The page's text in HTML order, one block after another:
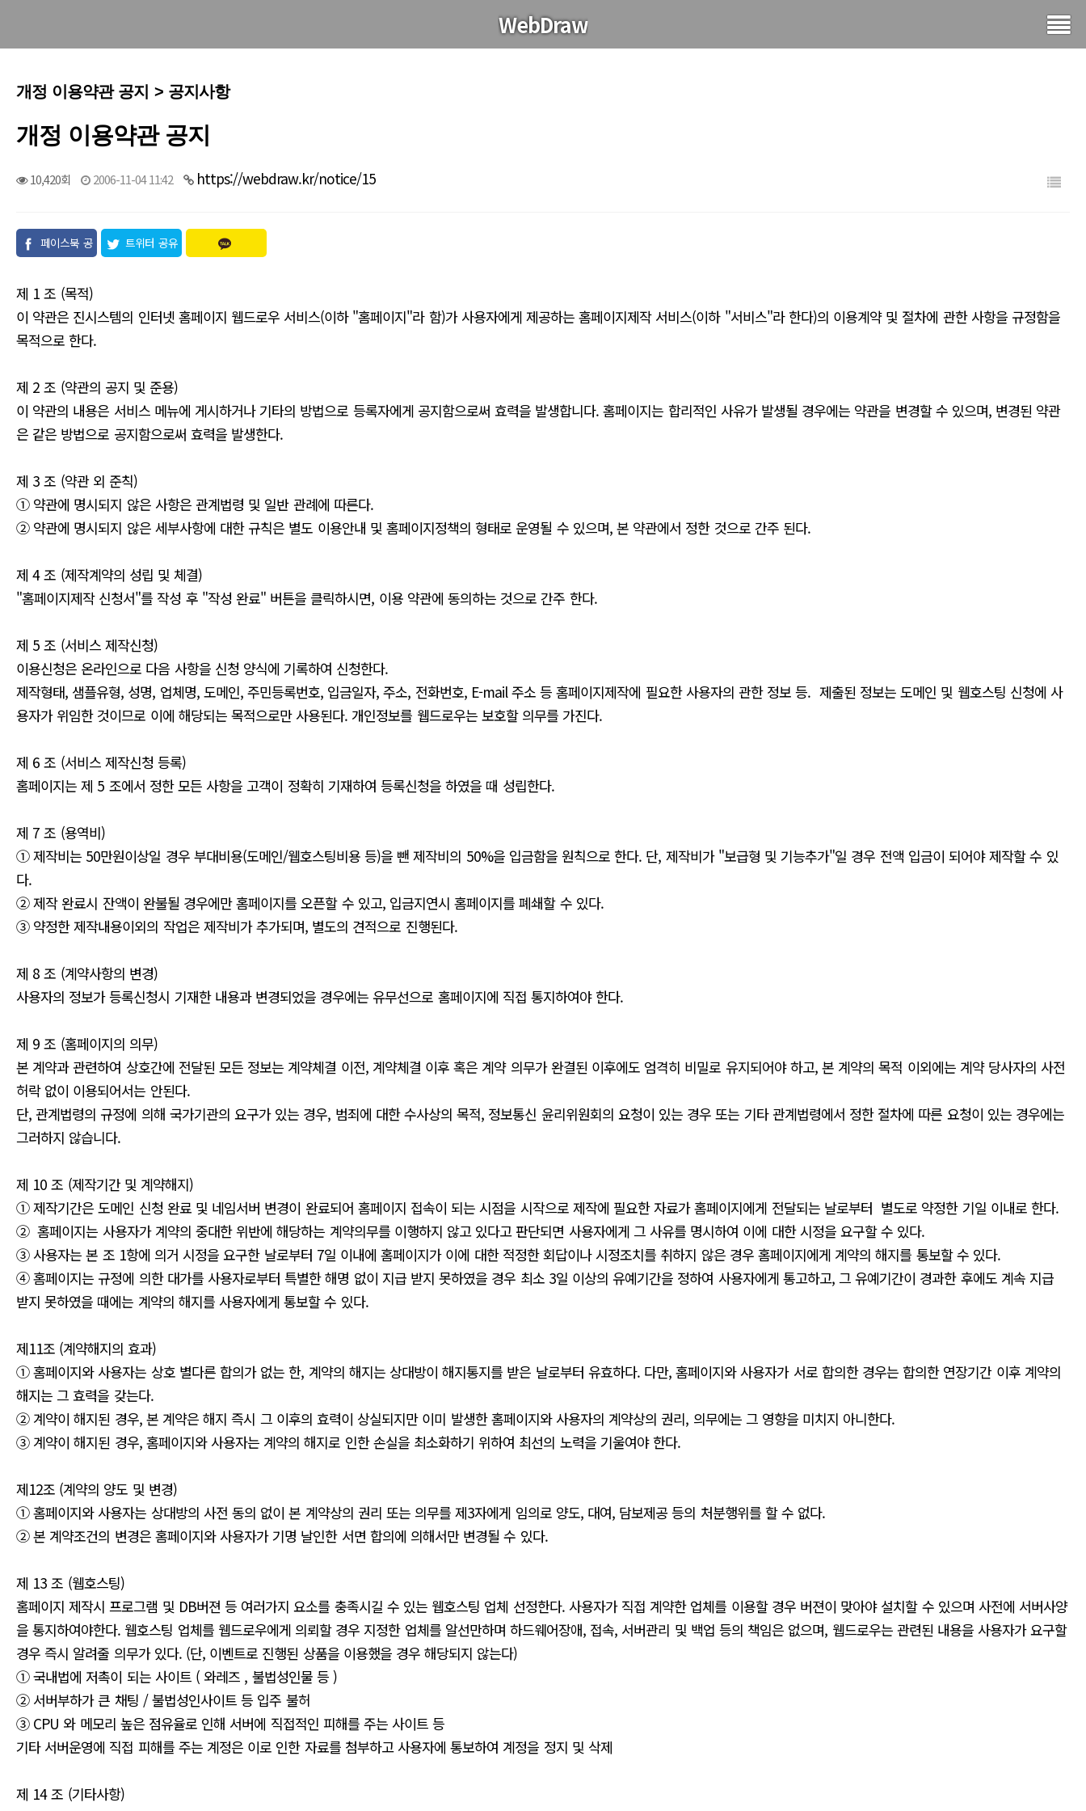
WebDraw
개정 이용약관 공지 > 공지사항
개정 이용약관 공지
10,420회 2006-11-04 11:42 https://webdraw.kr/notice/15
페이스북 공
트위터 공유
제 1 조 (목적)
이 약관은 진시스템의 인터넷 홈페이지 웹드로우 서비스(이하 "홈페이지"라 함)가 사용자에게 제공하는 홈페이지제작 서비스(이하 "서비스"라 한다)의 이용계약 및 절차에 관한 사항을 규정함을
목적으로 한다.
제 2 조 (약관의 공지 및 준용)
이 약관의 내용은 서비스 메뉴에 게시하거나 기타의 방법으로 등록자에게 공지함으로써 효력을 발생합니다. 홈페이지는 합리적인 사유가 발생될 경우에는 약관을 변경할 수 있으며, 변경된 약관
은 같은 방법으로 공지함으로써 효력을 발생한다.
제 3 조 (약관 외 준칙)
① 약관에 명시되지 않은 사항은 관계법령 및 일반 관례에 따른다.
② 약관에 명시되지 않은 세부사항에 대한 규칙은 별도 이용안내 및 홈페이지정책의 형태로 운영될 수 있으며, 본 약관에서 정한 것으로 간주 된다.
제 4 조 (제작계약의 성립 및 체결)
"홈페이지제작 신청서"를 작성 후 "작성 완료" 버튼을 클릭하시면, 이용 약관에 동의하는 것으로 간주 한다.
제 5 조 (서비스 제작신청)
이용신청은 온라인으로 다음 사항을 신청 양식에 기록하여 신청한다.
제작형태, 샘플유형, 성명, 업체명, 도메인, 주민등록번호, 입금일자, 주소, 전화번호, E-mail 주소 등 홈페이지제작에 필요한 사용자의 관한 정보 등. 제출된 정보는 도메인 및 웹호스팅 신청에 사
용자가 위임한 것이므로 이에 해당되는 목적으로만 사용된다. 개인정보를 웹드로우는 보호할 의무를 가진다.
제 6 조 (서비스 제작신청 등록)
홈페이지는 제 5 조에서 정한 모든 사항을 고객이 정확히 기재하여 등록신청을 하였을 때 성립한다.
제 7 조 (용역비)
① 제작비는 50만원이상일 경우 부대비용(도메인/웹호스팅비용 등)을 뺀 제작비의 50%을 입금함을 원칙으로 한다. 단, 제작비가 "보급형 및 기능추가"일 경우 전액 입금이 되어야 제작할 수 있
다.
② 제작 완료시 잔액이 완불될 경우에만 홈페이지를 오픈할 수 있고, 입금지연시 홈페이지를 폐쇄할 수 있다.
③ 약정한 제작내용이외의 작업은 제작비가 추가되며, 별도의 견적으로 진행된다.
제 8 조 (계약사항의 변경)
사용자의 정보가 등록신청시 기재한 내용과 변경되었을 경우에는 유무선으로 홈페이지에 직접 통지하여야 한다.
제 9 조 (홈페이지의 의무)
본 계약과 관련하여 상호간에 전달된 모든 정보는 계약체결 이전, 계약체결 이후 혹은 계약 의무가 완결된 이후에도 엄격히 비밀로 유지되어야 하고, 본 계약의 목적 이외에는 계약 당사자의 사전
허락 없이 이용되어서는 안된다.
단, 관계법령의 규정에 의해 국가기관의 요구가 있는 경우, 범죄에 대한 수사상의 목적, 정보통신 윤리위원회의 요청이 있는 경우 또는 기타 관계법령에서 정한 절차에 따른 요청이 있는 경우에는
그러하지 않습니다.
제 10 조 (제작기간 및 계약해지)
① 제작기간은 도메인 신청 완료 및 네임서버 변경이 완료되어 홈페이지 접속이 되는 시점을 시작으로 제작에 필요한 자료가 홈페이지에게 전달되는 날로부터 별도로 약정한 기일 이내로 한다.
② 홈페이지는 사용자가 계약의 중대한 위반에 해당하는 계약의무를 이행하지 않고 있다고 판단되면 사용자에게 그 사유를 명시하여 이에 대한 시정을 요구할 수 있다.
③ 사용자는 본 조 1항에 의거 시정을 요구한 날로부터 7일 이내에 홈페이지가 이에 대한 적정한 회답이나 시정조치를 취하지 않은 경우 홈페이지에게 계약의 해지를 통보할 수 있다.
④ 홈페이지는 규정에 의한 대가를 사용자로부터 특별한 해명 없이 지급 받지 못하였을 경우 최소 3일 이상의 유예기간을 정하여 사용자에게 통고하고, 그 유예기간이 경과한 후에도 계속 지급
받지 못하였을 때에는 계약의 해지를 사용자에게 통보할 수 있다.
제11조 (계약해지의 효과)
① 홈페이지와 사용자는 상호 별다른 합의가 없는 한, 계약의 해지는 상대방이 해지통지를 받은 날로부터 유효하다. 다만, 홈페이지와 사용자가 서로 합의한 경우는 합의한 연장기간 이후 계약의
해지는 그 효력을 갖는다.
② 계약이 해지된 경우, 본 계약은 해지 즉시 그 이후의 효력이 상실되지만 이미 발생한 홈페이지와 사용자의 계약상의 권리, 의무에는 그 영향을 미치지 아니한다.
③ 계약이 해지된 경우, 홈페이지와 사용자는 계약의 해지로 인한 손실을 최소화하기 위하여 최선의 노력을 기울여야 한다.
제12조 (계약의 양도 및 변경)
① 홈페이지와 사용자는 상대방의 사전 동의 없이 본 계약상의 권리 또는 의무를 제3자에게 임의로 양도, 대여, 담보제공 등의 처분행위를 할 수 없다.
② 본 계약조건의 변경은 홈페이지와 사용자가 기명 날인한 서면 합의에 의해서만 변경될 수 있다.
제 13 조 (웹호스팅)
홈페이지 제작시 프로그램 및 DB버젼 등 여러가지 요소를 충족시길 수 있는 웹호스팅 업체 선정한다. 사용자가 직접 계약한 업체를 이용할 경우 버젼이 맞아야 설치할 수 있으며 사전에 서버사양
을 통지하여야한다. 웹호스팅 업체를 웹드로우에게 의뢰할 경우 지정한 업체를 알선만하며 하드웨어장애, 접속, 서버관리 및 백업 등의 책임은 없으며, 웹드로우는 관련된 내용을 사용자가 요구할
경우 즉시 알려줄 의무가 있다. (단, 이벤트로 진행된 상품을 이용했을 경우 해당되지 않는다)
① 국내법에 저촉이 되는 사이트 ( 와레즈 , 불법성인물 등 )
② 서버부하가 큰 채팅 / 불법성인사이트 등 입주 불허
③ CPU 와 메모리 높은 점유율로 인해 서버에 직접적인 피해를 주는 사이트 등
기타 서버운영에 직접 피해를 주는 계정은 이로 인한 자료를 첨부하고 사용자에 통보하여 계정을 정지 및 삭제
제 14 조 (기타사항)